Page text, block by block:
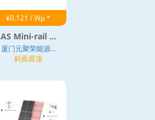
¥0.121 / Wp *
AS Mini-rail ...
厦门元聚荣能源...
斜面屋顶